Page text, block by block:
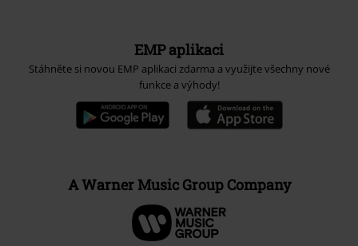
EMP aplikaci
Stáhněte si novou EMP aplikaci zdarma a využijte všechny nové
funkce a výhody!
A Warner Music Group Company